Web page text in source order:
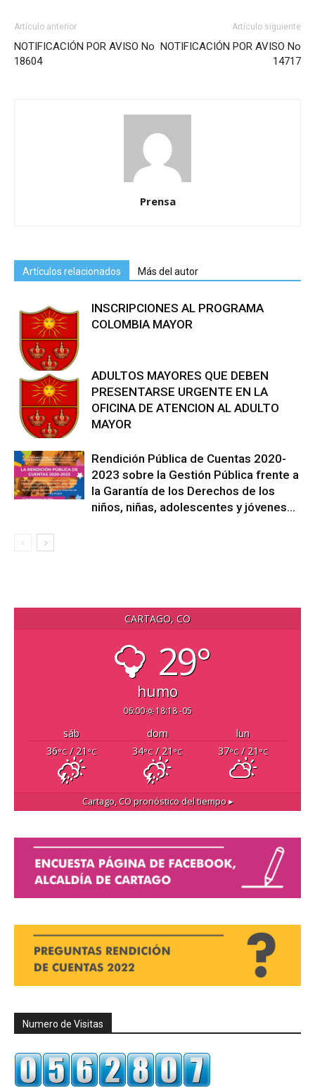
Artículo anterior
NOTIFICACIÓN POR AVISO No
18604
Artículo siguiente
NOTIFICACIÓN POR AVISO No
14717
Prensa
Artículos relacionados Más del autor
INSCRIPCIONES AL PROGRAMA
COLOMBIA MAYOR
ADULTOS MAYORES QUE DEBEN
PRESENTARSE URGENTE EN LA
OFICINA DE ATENCION AL ADULTO
MAYOR
Rendición Pública de Cuentas 2020-
2023 sobre la Gestión Pública frente a
la Garantía de los Derechos de los
niños, niñas, adolescentes y jóvenes...
CARTAGO, CO
29°
humo
06:00 18:18 -05
sáb dom
lun
36°C/ 21 °C 34°C/ 21 °C 37°C/ 21 °C
Cartago, COpronóstico del tiempo ▸
Numero de Visitas